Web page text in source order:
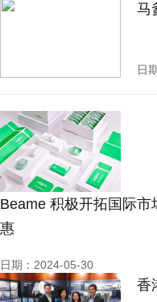
马
日
Beame 积极开拓国际
惠
日期：2024-05-30
香